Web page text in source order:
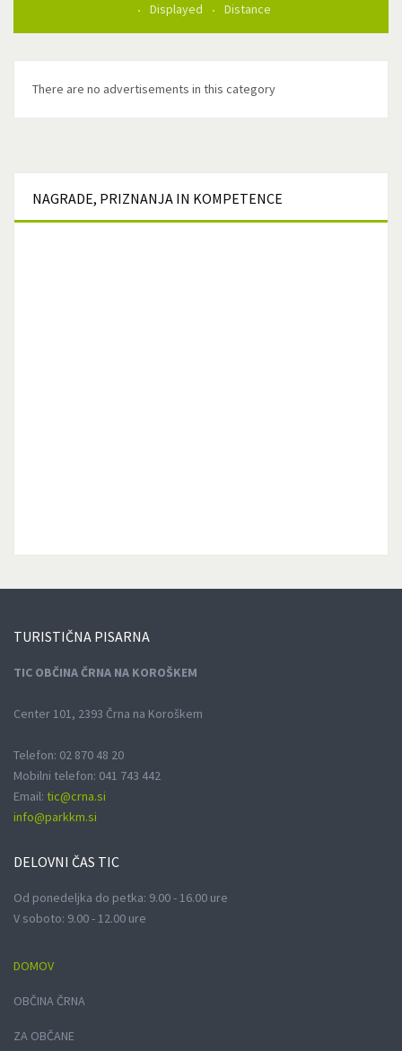
Displayed
Distance
There are no advertisements in this category
NAGRADE, PRIZNANJA IN KOMPETENCE
TURISTIČNA PISARNA
TIC OBČINA ČRNA NA KOROŠKEM
Center 101, 2393 Črna na Koroškem
Telefon: 02 870 48 20
Mobilni telefon: 041 743 442
Email: tic@crna.si
info@parkkm.si
DELOVNI ČAS TIC
Od ponedeljka do petka: 9.00 - 16.00 ure
V soboto: 9.00 - 12.00 ure
DOMOV
OBČINA ČRNA
ZA OBČANE